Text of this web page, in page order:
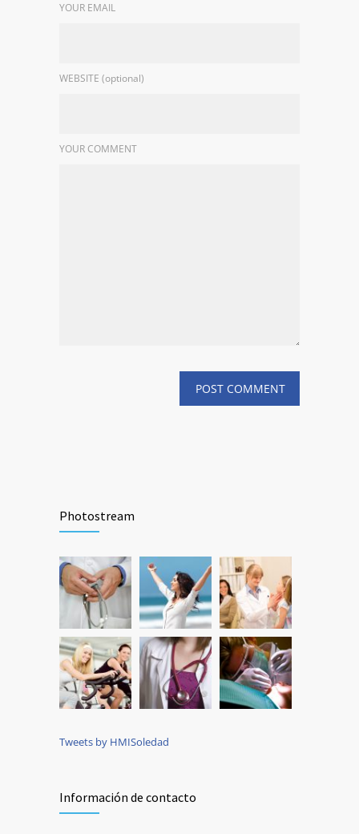
YOUR EMAIL
WEBSITE (optional)
YOUR COMMENT
Photostream
Tweets by HMISoledad
Información de contacto